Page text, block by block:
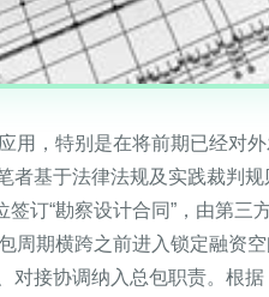
，特别是在将前期已经对
者基于法律法规及实践裁判
订“勘察设计合同”，由第
周期横跨之前进入锁定融资
接协调纳入总包职责。根